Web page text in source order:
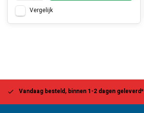
Vergelijk
Vandaag besteld, binnen 1-2 dagen geleverd*